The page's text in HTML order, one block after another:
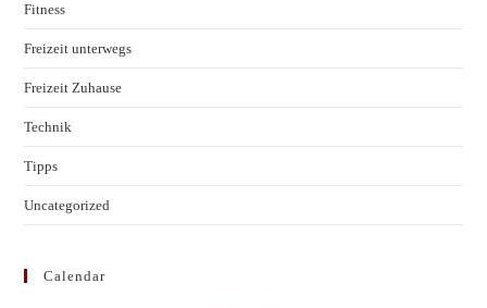
Fitness
Freizeit unterwegs
Freizeit Zuhause
Technik
Tipps
Uncategorized
Calendar